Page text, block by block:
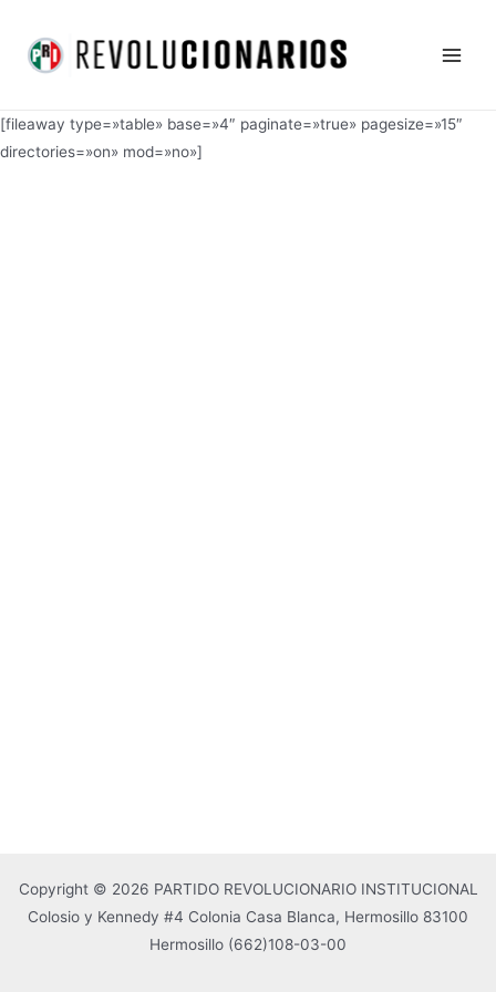
contenido
[fileaway type=»table» base=»4″ paginate=»true» pagesize=»15″
directories=»on» mod=»no»]
Copyright © 2026 PARTIDO REVOLUCIONARIO INSTITUCIONAL
Colosio y Kennedy #4 Colonia Casa Blanca, Hermosillo 83100
Hermosillo (662)108-03-00